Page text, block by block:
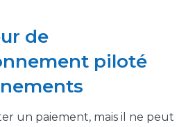
de
piloté
un paiement, mais il ne peut